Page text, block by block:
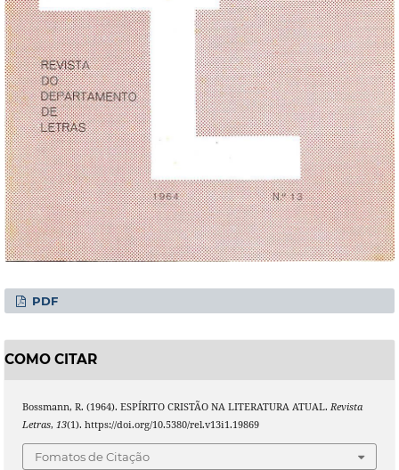
PDF
COMO CITAR
Bossmann, R. (1964). ESPÍRITO CRISTÃO NA LITERATURA ATUAL. Revista
Letras, 13(1). https://doi.org/10.5380/rel.v13i1.19869
Fomatos de Citação